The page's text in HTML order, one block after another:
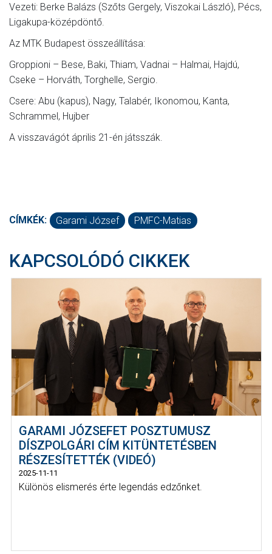
Vezeti: Berke Balázs (Szőts Gergely, Viszokai László), Pécs,
Ligakupa-középdöntő.
Az MTK Budapest összeállítása:
Groppioni – Bese, Baki, Thiam, Vadnai – Halmai, Hajdú,
Cseke – Horváth, Torghelle, Sergio.
Csere: Abu (kapus), Nagy, Talabér, Ikonomou, Kanta,
Schrammel, Hujber
A visszavágót április 21-én játsszák.
CÍMKÉK: Garami József PMFC-Matias
KAPCSOLÓDÓ CIKKEK
GARAMI JÓZSEFET POSZTUMUSZ
DÍSZPOLGÁRI CÍM KITÜNTETÉSBEN
RÉSZESÍTETTÉK (VIDEÓ)
2025-11-11
Különös elismerés érte legendás edzőnket.